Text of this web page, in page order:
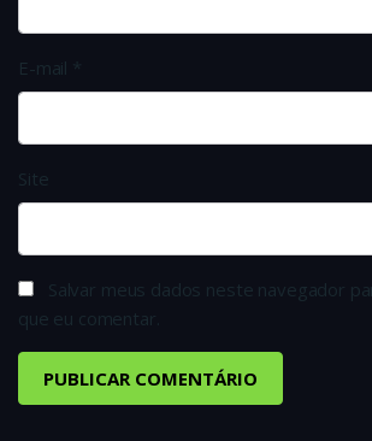
E-mail *
Site
Salvar meus dados neste navegador
que eu comentar.